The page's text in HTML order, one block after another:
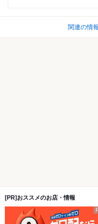
関連の情
[PR]おススメのお店・情報